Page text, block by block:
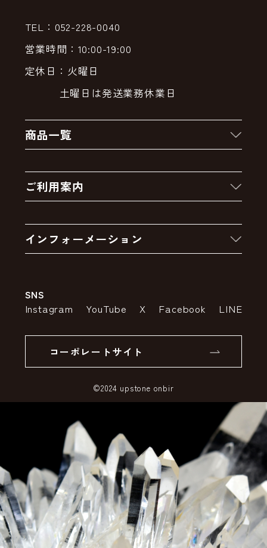
TEL：052-228-0040
営業時間：10:00-19:00
定休日：火曜日
土曜日は発送業務休業日
商品一覧
クーポン
卸販売・大量注文
アウトレットセール
ご利用案内
お支払いについて
インフォーメーション
特定商取引法の表示
SSLサーバー証明書とは
SNS
Instagram YouTube X Facebook LINE
コーポレートサイト
©2024 upstone onbir